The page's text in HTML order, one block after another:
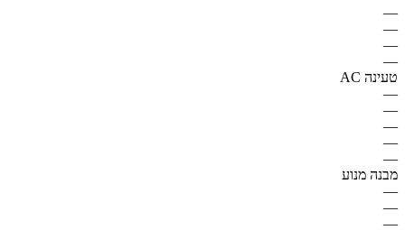
—
—
—
—
טעינה AC
—
—
—
—
—
מבנה מנוע
—
—
—